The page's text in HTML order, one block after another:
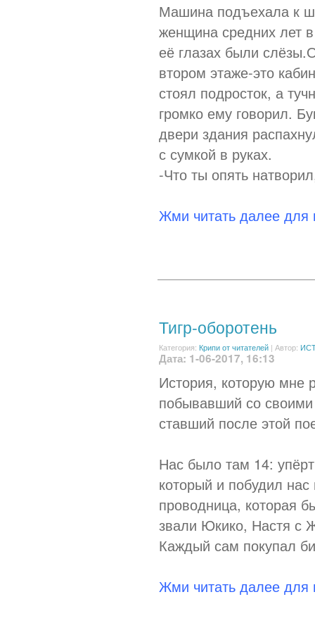
Машина подъехала к
женщина средних лет
её глазах были
втором этаже-это
стоял подросток, а
громко ему говорил.
двери здания
с сумкой в руках.
-Что ты опять
Жми читать далее для
Тигр-оборотень
Категория: Крипи от читателей | Автор:
Дата: 1-06-2017, 16:13
История, которую мне
побывавший со
ставший после этой
Нас было там 14:
который и побудил
проводница, которая
звали Юкико, Настя с
Каждый сам покупал
Жми читать далее для